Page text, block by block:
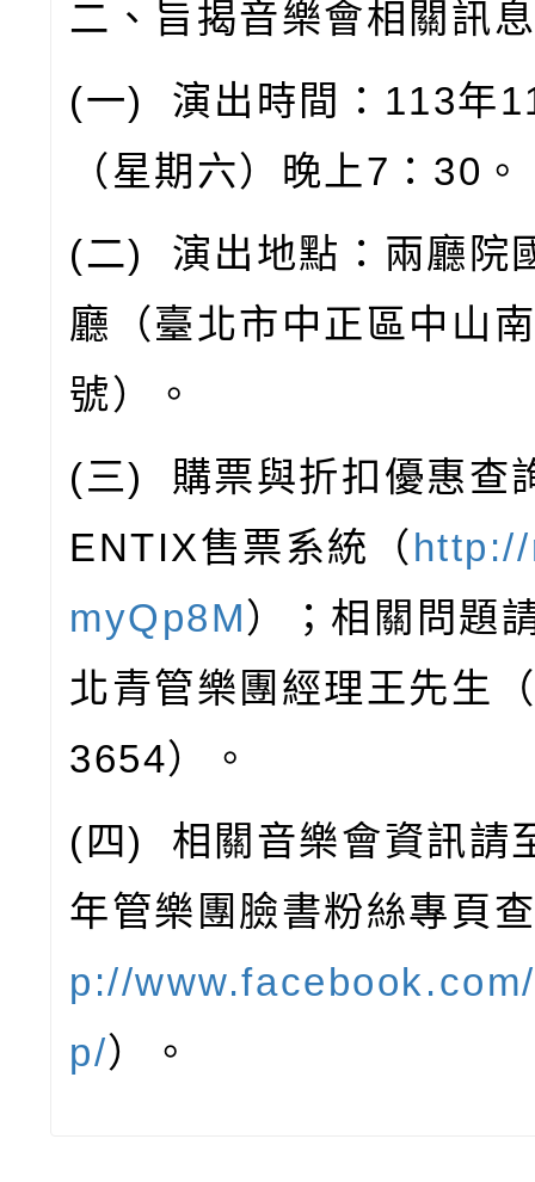
二、旨揭音樂會相關訊
(一) 演出時間： 113年
（星期六）晚上7 ： 30 。
(二) 演出地點：兩廳院
廳（臺北市中正區中山
號）。
(三) 購票與折扣優惠查
ENTIX售票系統（
myQp8M）；相關問題
北青管樂團經理王先生
3654）。
( 四) 相關音樂會資訊請
年管樂團臉書粉絲專頁
p://
p/）。